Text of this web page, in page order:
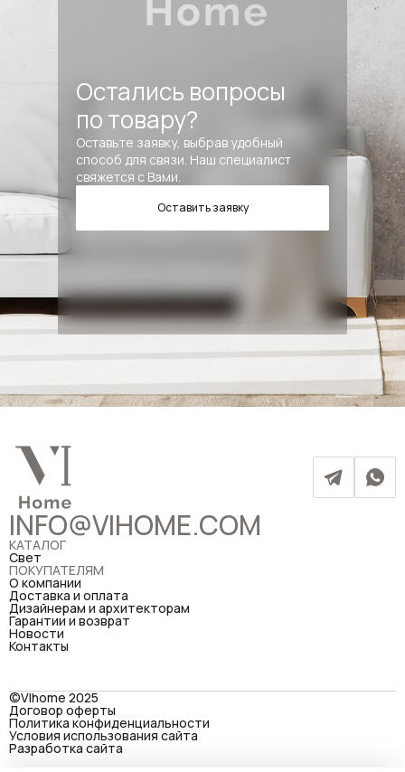
Остались вопросы
по товару?
Оставьте заявку, выбрав удобный
способ для связи. Наш специалист
свяжется с Вами.
Оставить заявку
INFO@VIHOME.COM
КАТАЛОГ
Свет
ПОКУПАТЕЛЯМ
О компании
Доставка и оплата
Дизайнерам и архитекторам
Гарантии и возврат
Новости
Контакты
©VIhome 2025
Договор оферты
Политика конфиденциальности
Условия использования сайта
Разработка сайта